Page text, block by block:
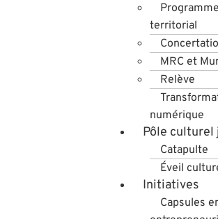
territorial
MRC et
Relève
numérique
Pôle culturel
Catapulte
Éveil
Initiatives
Capsules